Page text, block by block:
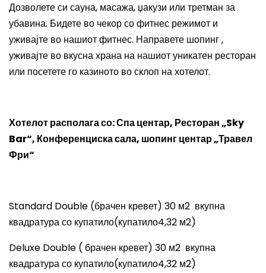
Дозволете си сауна, масажа, џакузи или третман за
убавина. Бидете во чекор со фитнес режимот и
уживајте во нашиот фитнес. Направете шопинг ,
уживајте во вкусна храна на нашиот уникатен ресторан
или посетете го казиното во склоп на хотелот.
Хотелот располага со:Спа центар, Ресторан „Sky
Bar“, Конференциска сала, шопинг центар „Травел
Фри“
Standard Double (брачен кревет) 30 м2 вкупна
квадратура со купатило(купатило4,32 м2)
Deluxe Double ( брачен кревет) 30 м2 вкупна
квадратура со купатило(купатило4,32 м2)